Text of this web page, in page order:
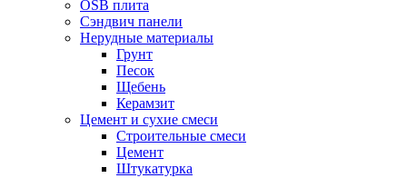
OSB плита
Сэндвич панели
Нерудные материалы
Грунт
Песок
Щебень
Керамзит
Цемент и сухие смеси
Строительные смеси
Цемент
Штукатурка